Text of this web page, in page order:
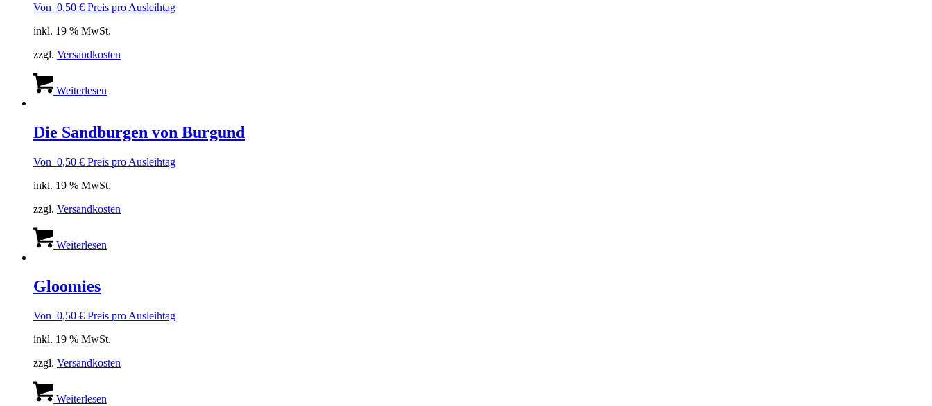
Von 0,50 € Preis pro Ausleihtag
inkl. 19 % MwSt.
zzgl. Versandkosten
Weiterlesen
Die Sandburgen von Burgund
Von 0,50 € Preis pro Ausleihtag
inkl. 19 % MwSt.
zzgl. Versandkosten
Weiterlesen
Gloomies
Von 0,50 € Preis pro Ausleihtag
inkl. 19 % MwSt.
zzgl. Versandkosten
Weiterlesen